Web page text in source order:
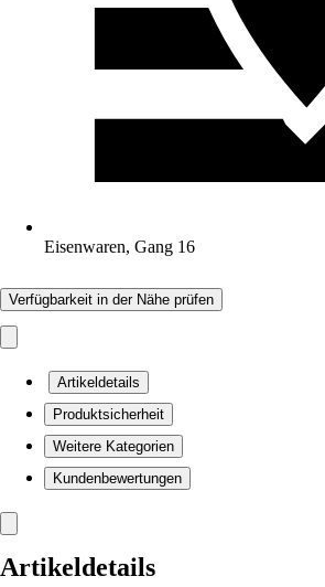
Eisenwaren, Gang 16
Verfügbarkeit in der Nähe prüfen
Artikeldetails
Produktsicherheit
Weitere Kategorien
Kundenbewertungen
Artikeldetails